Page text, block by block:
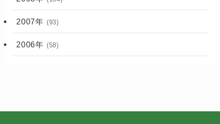
2007年 (93)
2006年 (58)